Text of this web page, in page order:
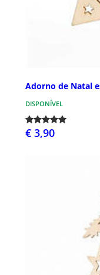
Adorno de Natal
DISPONÍVEL
€ 3,90